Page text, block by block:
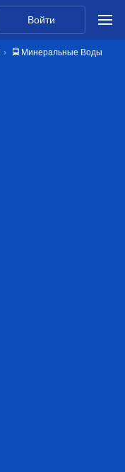
Войти
🚍 Минеральные Воды